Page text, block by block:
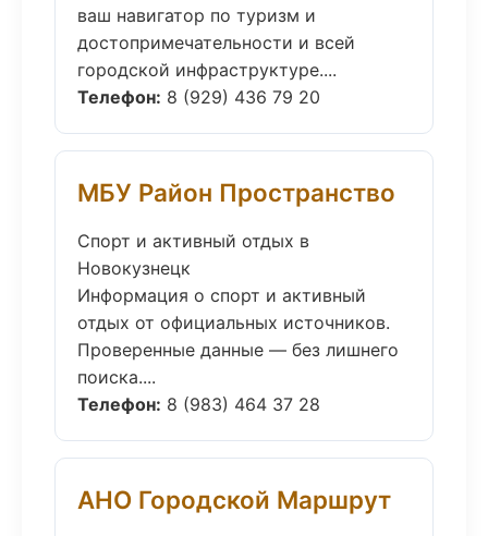
ваш навигатор по туризм и
достопримечательности и всей
городской инфраструктуре....
Телефон: 8 (929) 436 79 20
МБУ Район Пространство
Спорт и активный отдых в
Новокузнецк
Информация о спорт и активный
отдых от официальных источников.
Проверенные данные — без лишнего
поиска....
Телефон: 8 (983) 464 37 28
АНО Городской Маршрут